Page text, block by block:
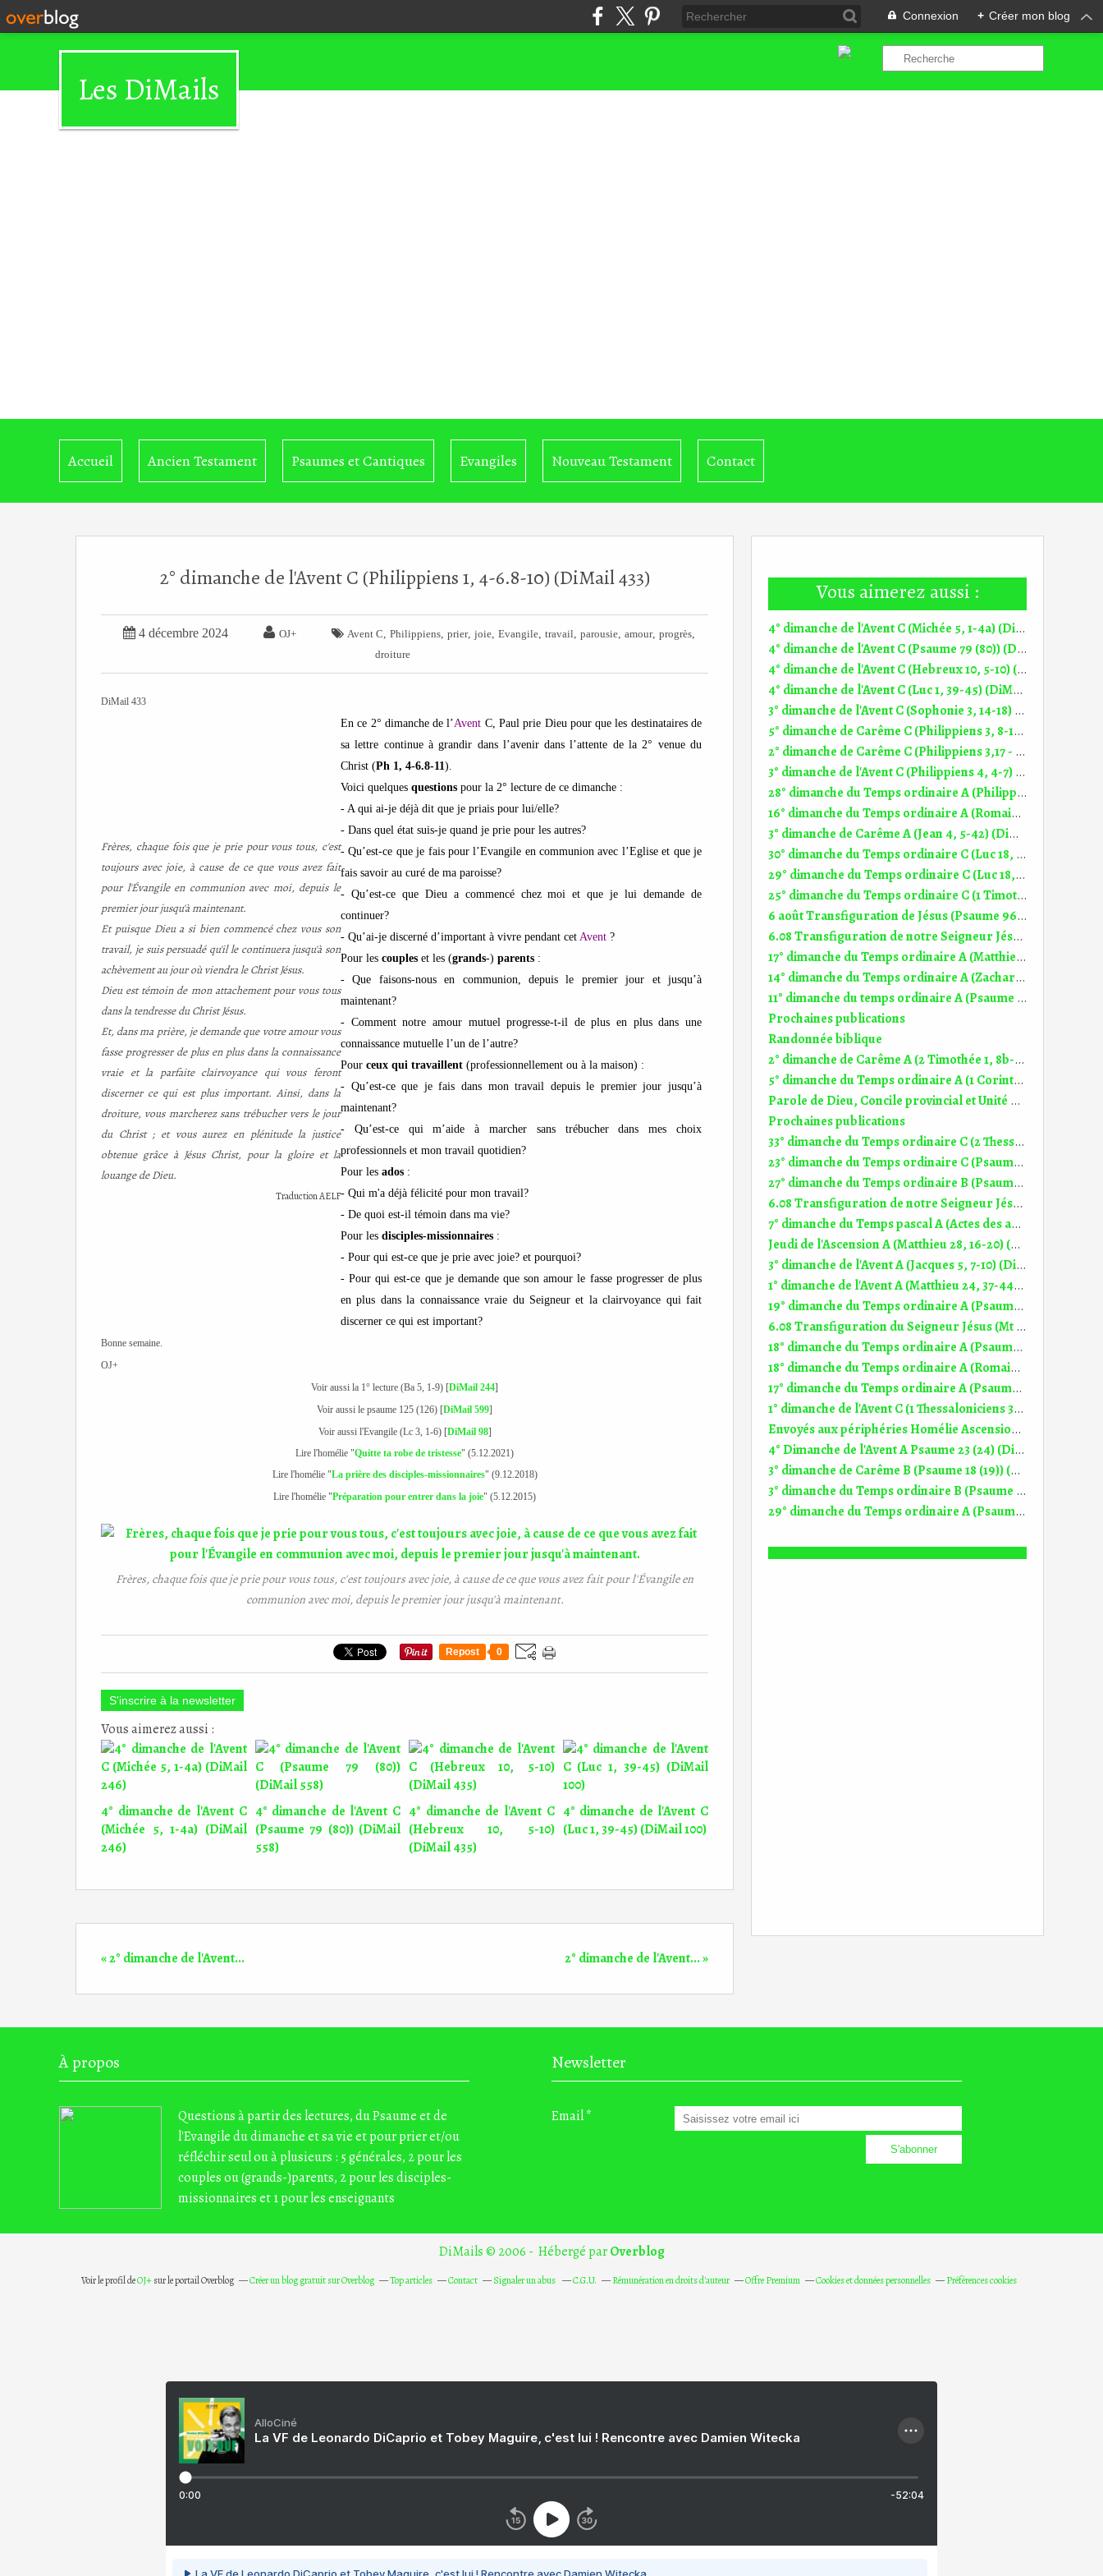
Connexion + Créer mon blog
Les DiMails
Accueil Ancien Testament Psaumes et Cantiques Evangiles Nouveau Testament Contact
Vous aimerez aussi :
4° dimanche de l'Avent C (Michée 5, 1-4a) (DiMail 246)
4° dimanche de l'Avent C (Psaume 79 (80)) (DiMail 558)
4° dimanche de l'Avent C (Hebreux 10, 5-10) (DiMail 435)
4° dimanche de l'Avent C (Luc 1, 39-45) (DiMail 100)
3° dimanche de l'Avent C (Sophonie 3, 14-18) (DiMail 245)
5° dimanche de Carême C (Philippiens 3, 8-14) (DiMail 452)
2° dimanche de Carême C (Philippiens 3,17 - 4,1) (DiMail 449)
3° dimanche de l'Avent C (Philippiens 4, 4-7) (DiMail 434)
28° dimanche du Temps ordinaire A (Philippiens 4, 12-14.19-20) (DiMail 363)
16° dimanche du Temps ordinaire A (Romains 8, 26-27) (DiMail 341)
3° dimanche de Carême A (Jean 4, 5-42) (DiMail 10)
30° dimanche du Temps ordinaire C (Luc 18, 9-14) (DiMail 140)
29° dimanche du Temps ordinaire C (Luc 18, 1-8) (DiMail 139)
25° dimanche du Temps ordinaire C (1 Timothée 2, 1-8) (DiMail 478)
6 août Transfiguration de Jésus (Psaume 96 (97)) (DiMail 646)
6.08 Transfiguration de notre Seigneur Jésus (2 Pierre 1, 16-19) (DiMail 645)
17° dimanche du Temps ordinaire A (Matthieu 13, 44-52) (DiMail 31)
14° dimanche du Temps ordinaire A (Zacharie 9, 9-10) (DiMail 174)
11° dimanche du temps ordinaire A (Psaume 99 (100)) (DiMail 610)
Prochaines publications
Randonnée biblique
2° dimanche de Carême A (2 Timothée 1, 8b-10) (DiMail 314)
5° dimanche du Temps ordinaire A (1 Corinthiens 2, 1-5) (DiMail 500)
Parole de Dieu, Concile provincial et Unité Homélie 3° dim TO A (25.01.2026)
Prochaines publications
33° dimanche du Temps ordinaire C (2 Thessaloniciens 3, 7-12) (DiMail 486)
23° dimanche du Temps ordinaire C (Psaume 89 (90)) (DiMail 621)
27° dimanche du Temps ordinaire B (Psaume 127 (128)) (DiMail 557)
6.08 Transfiguration de notre Seigneur Jésus (2 Pierre 1, 16-19) (DiMail 645)
7° dimanche du Temps pascal A (Actes des apôtres 1, 1-11) (DiMail 166)
Jeudi de l'Ascension A (Matthieu 28, 16-20) (DiMail 75)
3° dimanche de l'Avent A (Jacques 5, 7-10) (DiMail 490)
1° dimanche de l'Avent A (Matthieu 24, 37-44) (DiMail 145)
19° dimanche du Temps ordinaire A (Psaume 84 (85)) (DiMail 539)
6.08 Transfiguration du Seigneur Jésus (Mt 17, 1-9) (DiMail 644)
18° dimanche du Temps ordinaire A (Psaume 144 (145)) (DiMail 538)
18° dimanche du Temps ordinaire A (Romains 8, 35.37-39) (DiMail 345)
17° dimanche du Temps ordinaire A (Psaume 118 (119)) (DiMail 537)
1° dimanche de l'Avent C (1 Thessaloniciens 3,12 - 4,2) (DiMail 432)
Envoyés aux périphéries Homélie Ascension B (10.05.2018)
4° Dimanche de l'Avent A Psaume 23 (24) (DiMail 636)
3° dimanche de Carême B (Psaume 18 (19)) (DiMail 572)
3° dimanche du Temps ordinaire B (Psaume 24 (25)) (DiMail 567)
29° dimanche du Temps ordinaire A (Psaume 95 (96)) (DiMail 550)
2° dimanche de l'Avent C (Philippiens 1, 4-6.8-10) (DiMail 433)
 4 décembre 2024  OJ+  Avent C Philippiens, prier, joie, Evangile, travail parousie, amour, progrès,
droiture
DiMail 433
Frères, chaque fois que je prie pour vous tous, c'est
toujours avec joie, à cause de ce que vous avez fait
pour l'Évangile en communion avec moi, depuis le
premier jour jusqu'à maintenant.
Et puisque Dieu a si bien commencé chez vous son
travail, je suis persuadé qu'il le continuera jusqu'à son
achèvement au jour où viendra le Christ Jésus.
Dieu est témoin de mon attachement pour vous tous
dans la tendresse du Christ Jésus.
Et, dans ma prière, je demande que votre amour vous
fasse progresser de plus en plus dans la connaissance
vraie et la parfaite clairvoyance qui vous feront
discerner ce qui est plus important. Ainsi, dans la
droiture, vous marcherez sans trébucher vers le jour
du Christ ; et vous aurez en plénitude la justice
obtenue grâce à Jésus Christ, pour la gloire et la
louange de Dieu.
Traduction AELF
En ce 2° dimanche de l’Avent C, Paul prie Dieu pour que les destinataires de
sa lettre continue à grandir dans l’avenir dans l’attente de la 2° venue du
Christ (Ph 1, 4-6.8-11).
Voici quelques questions pour la 2° lecture de ce dimanche :
- A qui ai-je déjà dit que je priais pour lui/elle?
- Dans quel état suis-je quand je prie pour les autres?
- Qu’est-ce que je fais pour l’Evangile en communion avec l’Eglise et que je
fais savoir au curé de ma paroisse?
- Qu’est-ce que Dieu a commencé chez moi et que je lui demande de
continuer?
- Qu’ai-je discerné d’important à vivre pendant cet Avent ?
Pour les couples et les (grands-) parents :
- Que faisons-nous en communion, depuis le premier jour et jusqu’à
maintenant?
- Comment notre amour mutuel progresse-t-il de plus en plus dans une
connaissance mutuelle l’un de l’autre?
Pour ceux qui travaillent (professionnellement ou à la maison) :
- Qu’est-ce que je fais dans mon travail depuis le premier jour jusqu’à
maintenant?
- Qu’est-ce qui m’aide à marcher sans trébucher dans mes choix
professionnels et mon travail quotidien?
Pour les ados :
- Qui m'a déjà félicité pour mon travail?
- De quoi est-il témoin dans ma vie?
Pour les disciples-missionnaires :
- Pour qui est-ce que je prie avec joie? et pourquoi?
- Pour qui est-ce que je demande que son amour le fasse progresser de plus
en plus dans la connaissance vraie du Seigneur et la clairvoyance qui fait
discerner ce qui est important?
Bonne semaine.
OJ+
Voir aussi la 1° lecture (Ba 5, 1-9) [DiMail 244]
Voir aussi le psaume 125 (126) [DiMail 599]
Voir aussi l'Evangile (Lc 3, 1-6) [DiMail 98]
Lire l'homélie "Quitte ta robe de tristesse" (5.12.2021)
Lire l'homélie "La prière des disciples-missionnaires" (9.12.2018)
Lire l'homélie "Préparation pour entrer dans la joie" (5.12.2015)
Frères, chaque fois que je prie pour vous tous, c'est toujours avec joie, à cause de ce que vous avez fait pour l'Évangile en
communion avec moi, depuis le premier jour jusqu'à maintenant.
Repost 0
S'inscrire à la newsletter
Vous aimerez aussi :
4° dimanche de l'Avent C
(Michée 5, 1-4a) (DiMail
246)
4° dimanche de l'Avent C
(Psaume 79 (80)) (DiMail
558)
4° dimanche de l'Avent C
(Hebreux 10, 5-10)
(DiMail 435)
4° dimanche de l'Avent C
(Luc 1, 39-45) (DiMail 100)
« 2° dimanche de l'Avent... 2° dimanche de l'Avent... »
À propos
Questions à partir des lectures, du Psaume et de
l'Evangile du dimanche et sa vie et pour prier et/ou
réfléchir seul ou à plusieurs : 5 générales, 2 pour les
couples ou (grands-)parents, 2 pour les disciples-
missionnaires et 1 pour les enseignants
Newsletter
Email
DiMails © 2006 - Hébergé parOverblog
Voir le profil deOJ+sur le portail Overblog Créer un blog gratuit sur Overblog Top articles Contact Signaler un abus C.G.U. Rémunération en droits d'auteur Offre Premium Cookies et données personnelles Préférences cookies
AlloCiné
La VF de Leonardo DiCaprio et Tobey Maguire, c'est lui ! Rencontre avec Damien Witecka
0:00 -52:04